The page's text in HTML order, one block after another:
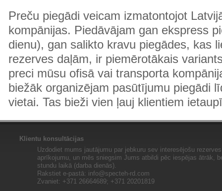
Preču piegādi veicam izmatontojot
kompānijas. Piedāvājam gan ekspress
dienu), gan salikto kravu piegādes, kas
rezerves daļām, ir piemērotākais
preci mūsu ofisā vai transporta
biežāk organizējam pasūtījumu piegādi
vietai. Tas bieži vien ļauj klientiem
Klientu konsultācijas
Uzdodiet mums jautājumu par jebkuru sev interesējošu
aprīkojumu, un mēs sniegsim Jums atbildi pēc iespējas ātrāk,
stundu laikā (darba dienās).
Rakstiet e-pastā: info@specteh-rd.com
Zvaniet: +371 26664689; +371 20201819